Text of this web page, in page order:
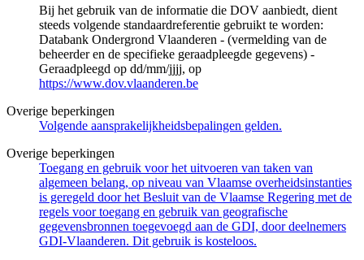
Bij het gebruik van de informatie die DOV aanbiedt, dient
steeds volgende standaardreferentie gebruikt te worden:
Databank Ondergrond Vlaanderen - (vermelding van de
beheerder en de specifieke geraadpleegde gegevens) -
Geraadpleegd op dd/mm/jjjj, op
https://www.dov.vlaanderen.be
Overige beperkingen
Volgende aansprakelijkheidsbepalingen gelden.
Overige beperkingen
Toegang en gebruik voor het uitvoeren van taken van
algemeen belang, op niveau van Vlaamse overheidsinstanties
is geregeld door het Besluit van de Vlaamse Regering met de
regels voor toegang en gebruik van geografische
gegevensbronnen toegevoegd aan de GDI, door deelnemers
GDI-Vlaanderen. Dit gebruik is kosteloos.